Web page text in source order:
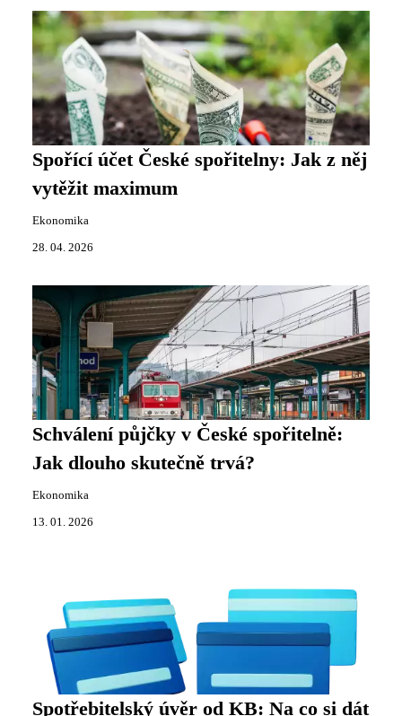
Spořící účet České spořitelny: Jak z něj
vytěžit maximum
Ekonomika
28. 04. 2026
Schválení půjčky v České spořitelně:
Jak dlouho skutečně trvá?
Ekonomika
13. 01. 2026
Spotřebitelský úvěr od KB: Na co si dát